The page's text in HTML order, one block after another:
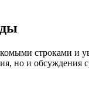
строками
но и обсуждения